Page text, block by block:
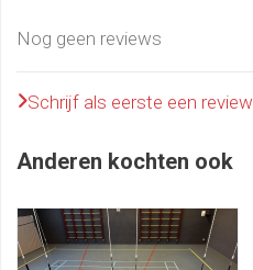
Nog geen reviews
Schrijf als eerste een review
Anderen kochten ook